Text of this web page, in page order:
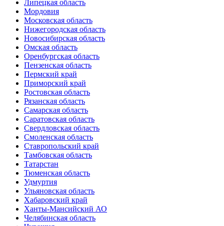
Липецкая область
Мордовия
Московская область
Нижегородская область
Новосибирская область
Омская область
Оренбургская область
Пензенская область
Пермский край
Приморский край
Ростовская область
Рязанская область
Самарская область
Саратовская область
Свердловская область
Смоленская область
Ставропольский край
Тамбовская область
Татарстан
Тюменская область
Удмуртия
Ульяновская область
Хабаровский край
Ханты-Мансийский АО
Челябинская область